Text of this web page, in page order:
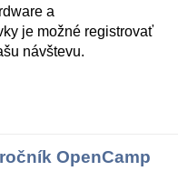
a
je možné registrovať
návštevu.
OpenCamp